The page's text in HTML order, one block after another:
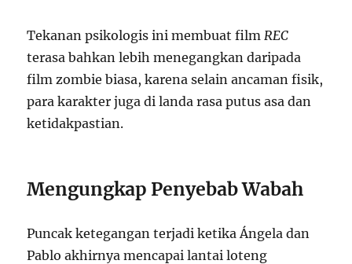
Tekanan psikologis ini membuat film REC
terasa bahkan lebih menegangkan daripada
film zombie biasa, karena selain ancaman fisik,
para karakter juga di landa rasa putus asa dan
ketidakpastian.
Mengungkap Penyebab Wabah
Puncak ketegangan terjadi ketika Ángela dan
Pablo akhirnya mencapai lantai loteng